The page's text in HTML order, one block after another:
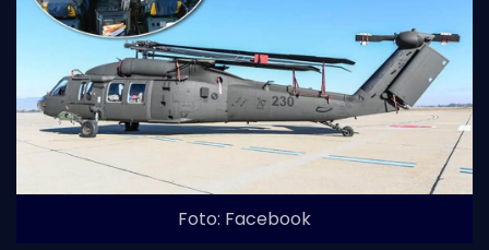
Foto: Facebook